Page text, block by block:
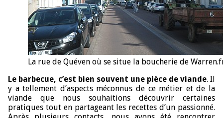
La rue de Quéven où se situe la boucherie de
Le barbecue, c’est bien souvent une pièce de viande. Il
y a tellement d’aspects méconnus de ce métier et de la
viande que nous souhaitions découvrir certaines
pratiques tout en partageant les recettes d’un passionné.